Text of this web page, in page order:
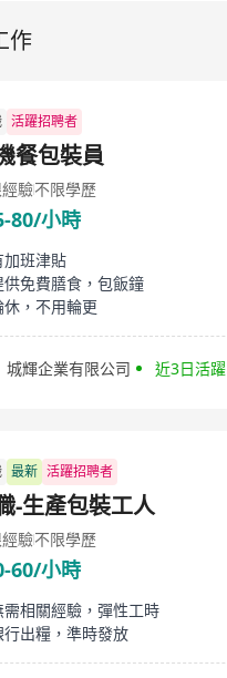
作
活躍招聘者
餐包裝員
驗不限學歷
80/小時
加班津貼
供免費膳食，包飯鐘
休，不用輪更
城輝企業有限公司 近3日活躍
最新 活躍招聘者
-生產包裝工人
驗不限學歷
60/小時
需相關經驗，彈性工時
行出糧，準時發放